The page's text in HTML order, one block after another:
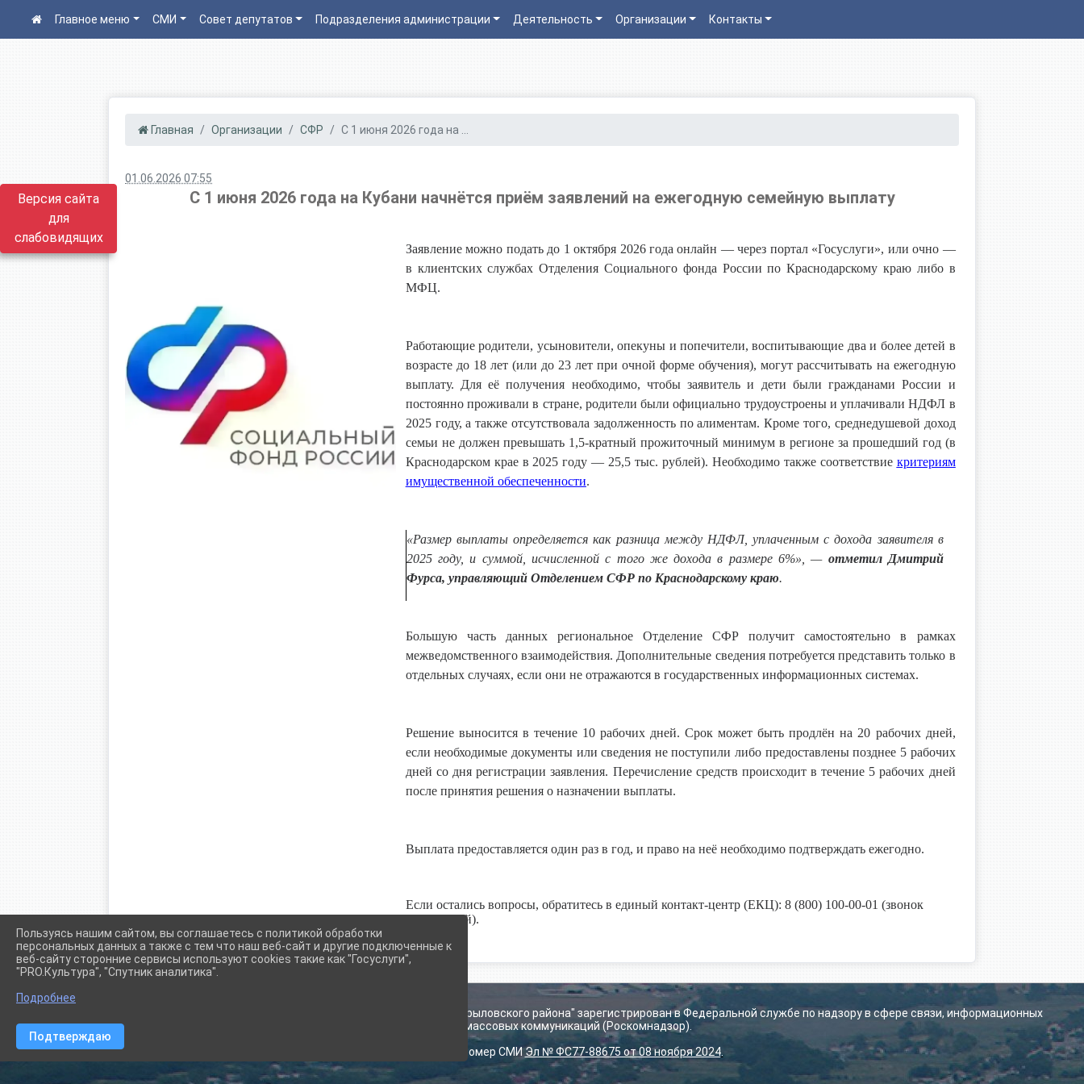
Версия сайта
для
слабовидящих
Главное меню СМИ Совет депутатов Подразделения администрации Деятельность Организации Контакты
Главная Организации СФР С 1 июня 2026 года на ...
01.06.2026 07:55
С 1 июня 2026 года на Кубани начнётся приём заявлений на ежегодную семейную выплату
Заявление можно подать до 1 октября 2026 года онлайн — через портал «Госуслуги», или очно —
в клиентских службах Отделения Социального фонда России по Краснодарскому краю либо в
МФЦ.
Работающие родители, усыновители, опекуны и попечители, воспитывающие два и более детей в
возрасте до 18 лет (или до 23 лет при очной форме обучения), могут рассчитывать на ежегодную
выплату. Для её получения необходимо, чтобы заявитель и дети были гражданами России и
постоянно проживали в стране, родители были официально трудоустроены и уплачивали НДФЛ в
2025 году, а также отсутствовала задолженность по алиментам. Кроме того, среднедушевой доход
семьи не должен превышать 1,5-кратный прожиточный минимум в регионе за прошедший год (в
Краснодарском крае в 2025 году — 25,5 тыс. рублей). Необходимо также соответствие критериям
имущественной обеспеченности.
«Размер выплаты определяется как разница между НДФЛ, уплаченным с дохода заявителя в
2025 году, и суммой, исчисленной с того же дохода в размере 6%», — отметил Дмитрий
Фурса, управляющий Отделением СФР по Краснодарскому краю.
Большую часть данных региональное Отделение СФР получит самостоятельно в рамках
межведомственного взаимодействия. Дополнительные сведения потребуется представить только в
отдельных случаях, если они не отражаются в государственных информационных системах.
Решение выносится в течение 10 рабочих дней. Срок может быть продлён на 20 рабочих дней,
если необходимые документы или сведения не поступили либо предоставлены позднее 5 рабочих
дней со дня регистрации заявления. Перечисление средств происходит в течение 5 рабочих дней
после принятия решения о назначении выплаты.
Выплата предоставляется один раз в год, и право на неё необходимо подтверждать ежегодно.
Если остались вопросы, обратитесь в единый контакт-центр (ЕКЦ): 8 (800) 100-00-01 (звонок
бесплатный).
Сетевое издание (сайт) "Администрации Крыловского сельского поселения Крыловского района" зарегистрирован в Федеральной службе по надзору в сфере связи, информационных
технологий и массовых коммуникаций (Роскомнадзор).
Регистрационный номер СМИЭл № ФС77-88675 от 08 ноября 2024.
Пользуясь нашим сайтом, вы соглашаетесь с политикой обработки
персональных данных а также с тем что наш веб-сайт и другие подключенные к
веб-сайту сторонние сервисы используют cookies такие как "Госуслуги",
"PRO.Культура", "Спутник аналитика".
Подробнее
Подтверждаю